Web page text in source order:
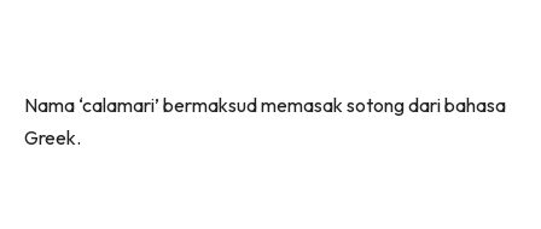
Nama ‘calamari’ bermaksud memasak sotong dari bahasa
Greek.